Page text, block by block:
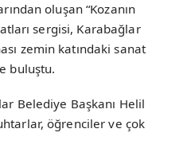
oluşan “Kozanın
sergisi, Karabağlar
zemin katındaki sanat
buluştu.
Belediye Başkanı Helil
öğrenciler ve çok